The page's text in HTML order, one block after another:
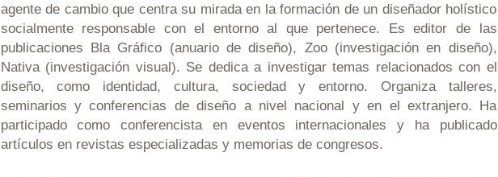
agente de cambio que centra su mirada en la formación de un diseñador holístico
socialmente responsable con el entorno al que pertenece. Es editor de las
publicaciones Bla Gráfico (anuario de diseño), Zoo (investigación en diseño),
Nativa (investigación visual). Se dedica a investigar temas relacionados con el
diseño, como identidad, cultura, sociedad y entorno. Organiza talleres,
seminarios y conferencias de diseño a nivel nacional y en el extranjero. Ha
participado como conferencista en eventos internacionales y ha publicado
artículos en revistas especializadas y memorias de congresos.